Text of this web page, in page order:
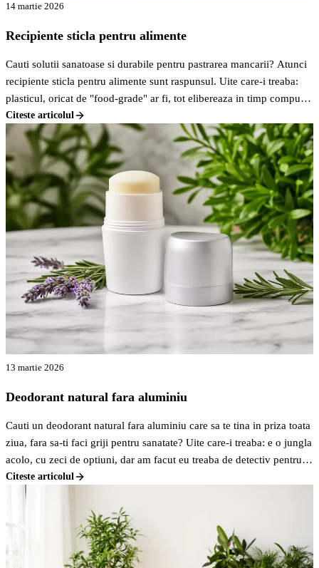
14 martie 2026
Recipiente sticla pentru alimente
Cauti solutii sanatoase si durabile pentru pastrarea mancarii? Atunci
recipiente sticla pentru alimente sunt raspunsul. Uite care-i treaba:
plasticul, oricat de "food-grade" ar fi, tot elibereaza in timp compusi
chimici in mancare, mai ales daca e incalzit sau daca alimentele sunt
acide. Pe bune, cine vrea asta?
Citeste articolul
13 martie 2026
Deodorant natural fara aluminiu
Cauti un deodorant natural fara aluminiu care sa te tina in priza toata
ziua, fara sa-ti faci griji pentru sanatate? Uite care-i treaba: e o jungla
acolo, cu zeci de optiuni, dar am facut eu treaba de detectiv pentru
tine si am gasit cateva variante pe bune care merita atentia ta. Nu e
doar despre a evita chimicalele, ci si despre a gasi ceva eficient.
Citeste articolul